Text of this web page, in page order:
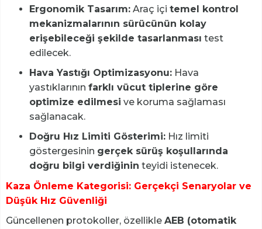
Ergonomik Tasarım: Araç içi temel kontrol
mekanizmalarının sürücünün kolay
erişebileceği şekilde tasarlanması test
edilecek.
Hava Yastığı Optimizasyonu: Hava
yastıklarının farklı vücut tiplerine göre
optimize edilmesi ve koruma sağlaması
sağlanacak.
Doğru Hız Limiti Gösterimi: Hız limiti
göstergesinin gerçek sürüş koşullarında
doğru bilgi verdiğinin teyidi istenecek.
Kaza Önleme Kategorisi: Gerçekçi Senaryolar ve
Düşük Hız Güvenliği
Güncellenen protokoller, özellikle AEB (otomatik